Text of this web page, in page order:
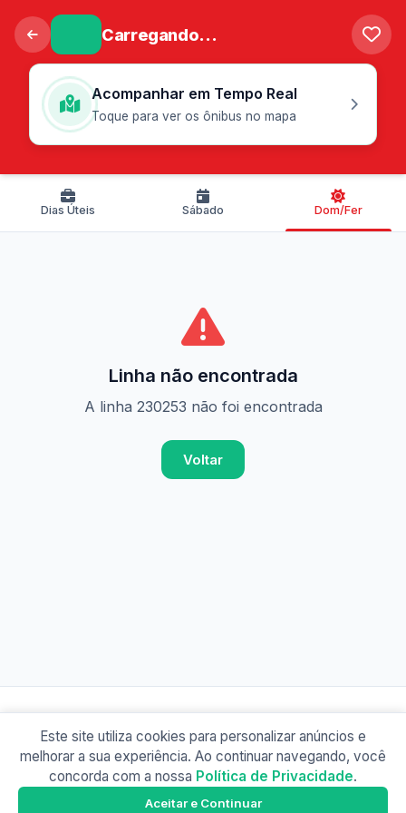
Carregando...
Acompanhar em Tempo Real
Toque para ver os ônibus no mapa
Dias Úteis Sábado Dom/Fer
Linha não encontrada
A linha 230253 não foi encontrada
Voltar
© 2026 Busão BR
Sobre Contato Política de Privacidade
Este site utiliza cookies para personalizar anúncios e
melhorar a sua experiência. Ao continuar navegando, você
concorda com a nossa Política de Privacidade.
Aceitar e Continuar